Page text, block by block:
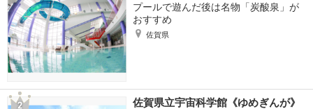
プールで遊んだ後は名物「炭酸泉」が
おすすめ
佐賀県
佐賀県立宇宙科学館《ゆめぎんが》